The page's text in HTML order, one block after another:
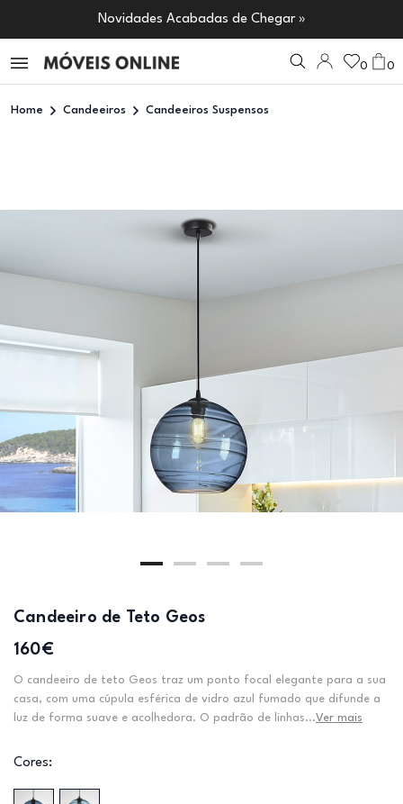
Novidades Acabadas de Chegar »
0 0
Home Candeeiros Candeeiros Suspensos
Candeeiro de Teto Geos
160€
O candeeiro de teto Geos traz um ponto focal elegante para a sua
casa, com uma cúpula esférica de vidro azul fumado que difunde a
luz de forma suave e acolhedora. O padrão de linhas...Ver mais
Cores: